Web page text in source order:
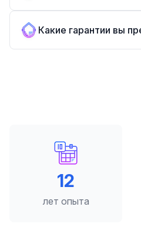
Какие гарантии вы
12
лет опыта